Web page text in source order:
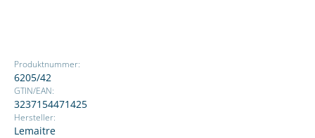
Produktnummer:
6205/42
GTIN/EAN:
3237154471425
Hersteller:
Lemaitre